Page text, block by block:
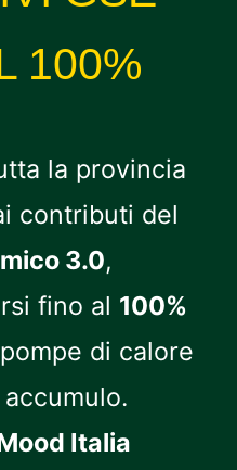
100%
la provincia
contributi del
3.0,
fino al 100%
di calore
Italia